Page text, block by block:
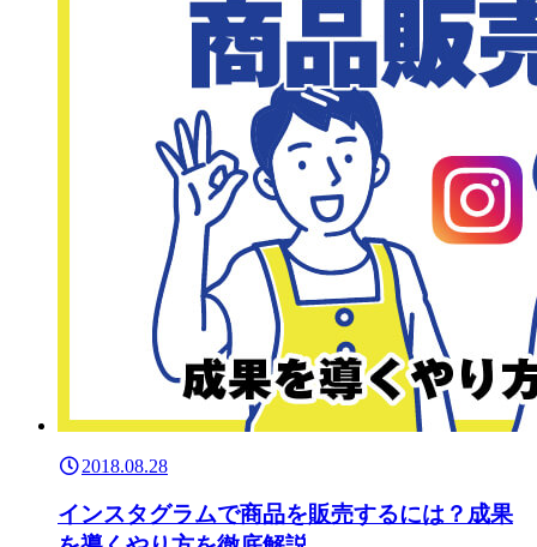
2018.08.28
インスタグラムで商品を販売するには？成果